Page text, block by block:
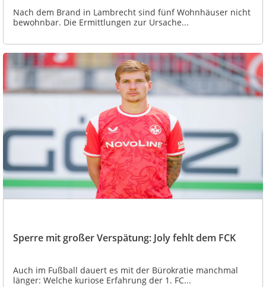
Nach dem Brand in Lambrecht sind fünf Wohnhäuser nicht
bewohnbar. Die Ermittlungen zur Ursache...
Sperre mit großer Verspätung: Joly fehlt dem FCK
Auch im Fußball dauert es mit der Bürokratie manchmal
länger: Welche kuriose Erfahrung der 1. FC...